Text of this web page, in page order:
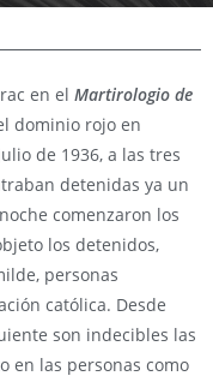
en el Martirologio de
dominio rojo en
de 1936, a las tres
detenidas ya un
comenzaron los
los detenidos,
personas
católica. Desde
son indecibles las
en las personas como